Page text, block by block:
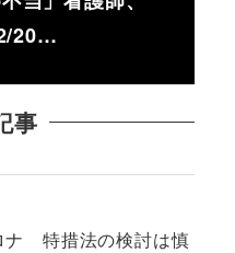
20…
事
ナ 特措法の検討は慎